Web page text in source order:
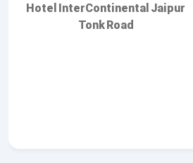
Hotel InterContinental Jaipur
Tonk Road